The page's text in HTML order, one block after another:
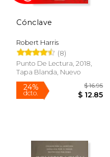
Cónclave
Robert Harris
(8)
Punto De Lectura, 2018,
Tapa Blanda, Nuevo
Rápido